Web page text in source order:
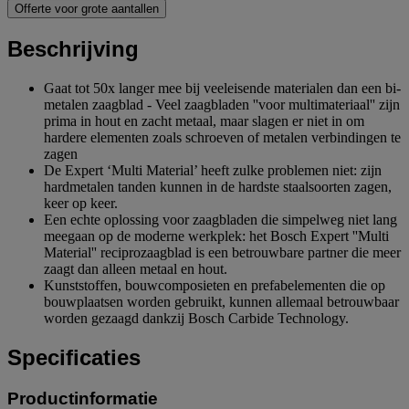
Offerte voor grote aantallen
Beschrijving
Gaat tot 50x langer mee bij veeleisende materialen dan een bi-
metalen zaagblad - Veel zaagbladen ''voor multimateriaal'' zijn
prima in hout en zacht metaal, maar slagen er niet in om
hardere elementen zoals schroeven of metalen verbindingen te
zagen
De Expert ‘Multi Material’ heeft zulke problemen niet: zijn
hardmetalen tanden kunnen in de hardste staalsoorten zagen,
keer op keer.
Een echte oplossing voor zaagbladen die simpelweg niet lang
meegaan op de moderne werkplek: het Bosch Expert ''Multi
Material'' reciprozaagblad is een betrouwbare partner die meer
zaagt dan alleen metaal en hout.
Kunststoffen, bouwcomposieten en prefabelementen die op
bouwplaatsen worden gebruikt, kunnen allemaal betrouwbaar
worden gezaagd dankzij Bosch Carbide Technology.
Specificaties
Productinformatie